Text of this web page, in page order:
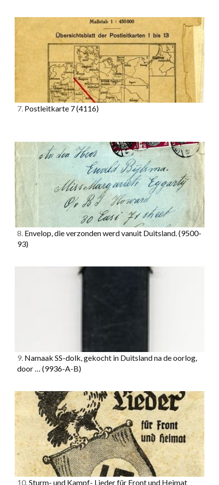
7. Postleitkarte 7(4116)
8. Envelop, die verzonden werd vanuit Duitsland.(9500-
93)
9. Namaak SS-dolk, gekocht in Duitsland na de oorlog,
door … (9936-A-B)
10.Sturm- und Kampf- Lieder für Front und Heimat